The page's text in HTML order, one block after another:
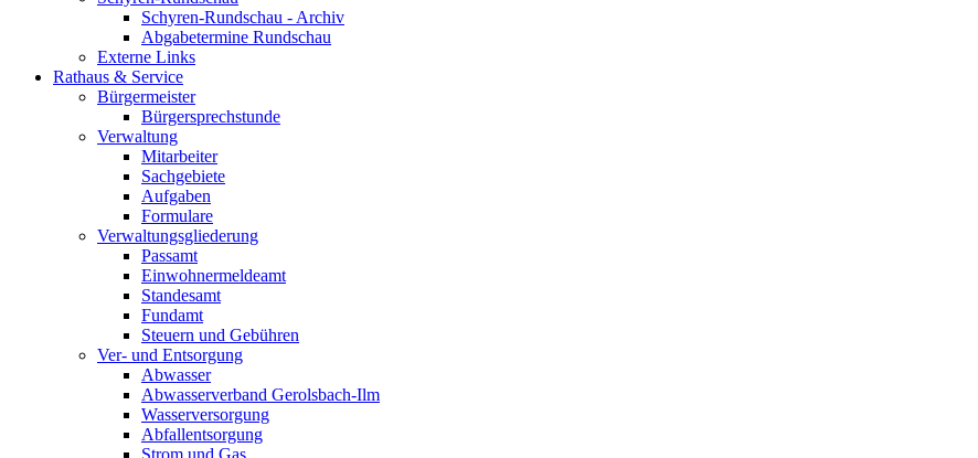
Schyren-Rundschau - Archiv
Abgabetermine Rundschau
Externe Links
Rathaus & Service
Bürgermeister
Bürgersprechstunde
Verwaltung
Mitarbeiter
Sachgebiete
Aufgaben
Formulare
Verwaltungsgliederung
Passamt
Einwohnermeldeamt
Standesamt
Fundamt
Steuern und Gebühren
Ver- und Entsorgung
Abwasser
Abwasserverband Gerolsbach-Ilm
Wasserversorgung
Abfallentsorgung
Strom und Gas